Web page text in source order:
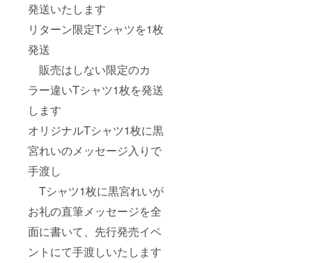
発送いたします
リターン限定Tシャツを1枚
発送
販売はしない限定のカ
ラー違いTシャツ1枚を発送
します
オリジナルTシャツ1枚に黒
宮れいのメッセージ入りで
手渡し
Tシャツ1枚に黒宮れいが
お礼の直筆メッセージを全
面に書いて、先行発売イベ
ントにて手渡しいたします